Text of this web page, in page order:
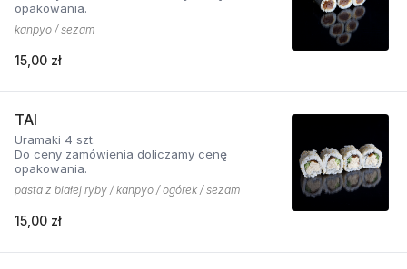
opakowania.
kanpyo / sezam
15,00 zł
TAI
Uramaki 4 szt.
Do ceny zamówienia doliczamy cenę
opakowania.
pasta z białej ryby / kanpyo / ogórek / sezam
15,00 zł